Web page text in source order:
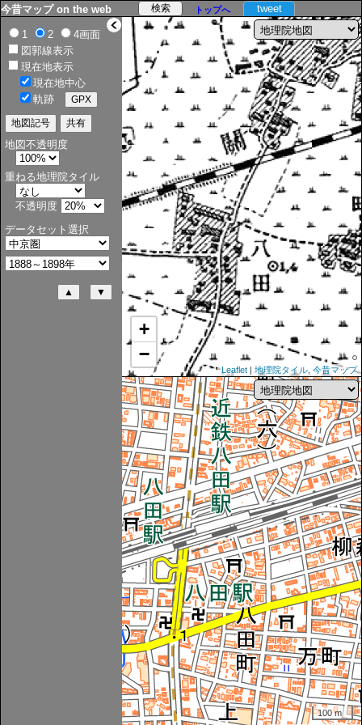
> tweet
今昔マップ on the web トップへ
+
−
Leaflet | 地理院タイル 今昔マップ
100 m
1 2
4画面
図郭線表示
現在地表示
現在地中心
軌跡
地図不透明度
重ねる地理院タイル
不透明度
データセット選択